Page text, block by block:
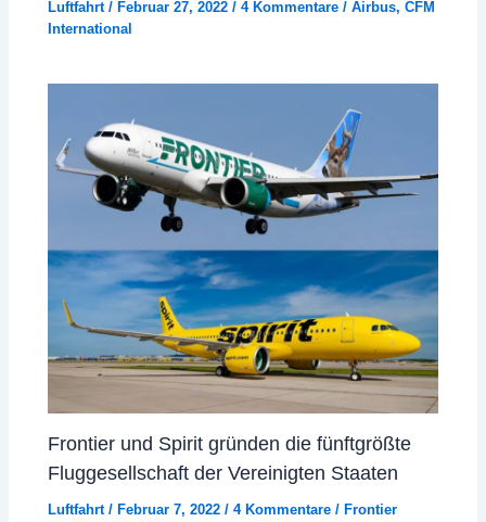
Luftfahrt/ Februar 27, 2022/4 Kommentare /Airbus,CFM
International
Frontier und Spirit gründen die fünftgrößte
Fluggesellschaft der Vereinigten Staaten
Luftfahrt/ Februar 7, 2022/4 Kommentare / Frontier